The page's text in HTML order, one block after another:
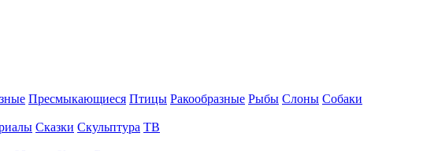
Пресмыкающиеся Птицы Ракообразные Рыбы Слоны Собаки
Сказки Скульптура ТВ